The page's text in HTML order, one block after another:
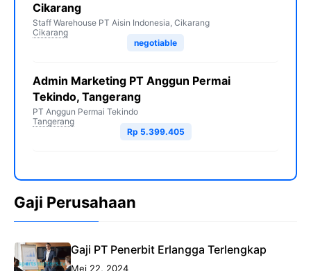
Cikarang
Staff Warehouse PT Aisin Indonesia, Cikarang
Cikarang
negotiable
Admin Marketing PT Anggun Permai
Tekindo, Tangerang
PT Anggun Permai Tekindo
Tangerang
Rp 5.399.405
Gaji Perusahaan
Gaji PT Penerbit Erlangga Terlengkap
Mei 22, 2024